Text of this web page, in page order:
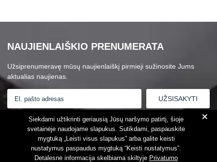
NAUJIENLAIŠKIO PRENUMERATA
Užsiprenumeravę mūsų naujienlaiškį pirmieji sužinosite Jums
aktualias naujienas.
Susipažinau suPrivatumo politika +
Siekdami užtikrinti geriausią Jūsų naršymo patirtį, šioje
svetainėje naudojame slapukus. Sutikdami, paspauskite
mygtuką „Leisti visus slapukus” arba galite keisti
nustatymus paspaudus mygtuką “Keisti nustatymus”.
Detalesnė informacija skelbiama skiltyje Privatumo